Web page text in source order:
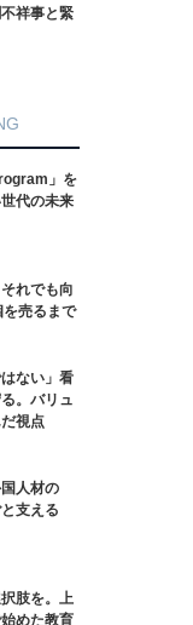
祥事と緊
」を
代の未来
れでも向
を売るまで
ない」看
。バリュ
視点
人材の
支える
肢を。上
めた教育